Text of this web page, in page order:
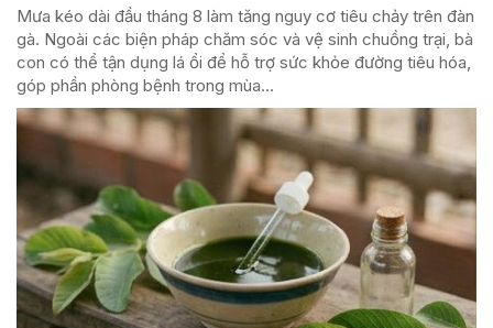
Mưa kéo dài đầu tháng 8 làm tăng nguy cơ tiêu chảy trên đàn
gà. Ngoài các biện pháp chăm sóc và vệ sinh chuồng trại, bà
con có thể tận dụng lá ổi để hỗ trợ sức khỏe đường tiêu hóa,
góp phần phòng bệnh trong mùa...